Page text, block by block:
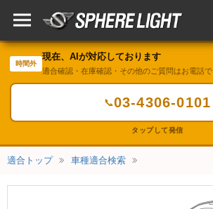
時間外
現在、AIが対応しております
適合確認・在庫確認・その他のご質問はお電話で
📞03-4306-0101
タップして発信
適合トップ 車種適合検索